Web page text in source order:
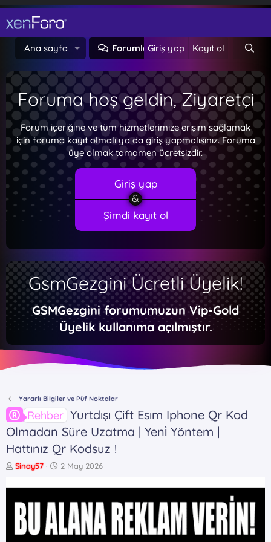
Ana sayfa Forumlar Neler yeni
Giriş yap Kayıt ol
Foruma hoş geldin, Ziyaretçi
Forum içeriğine ve tüm hizmetlerimize erişim sağlamak
için foruma kayıt olmalı ya da giriş yapmalısınız. Foruma
üye olmak tamamen ücretsizdir.
Giriş yap
Şimdi kayıt ol
GsmGezgini Ücretli Üyelik!
GSMGezgini forumumuzun Vip-Gold
Üyelik kullanıma açılmıştır.
Yararlı Bilgiler ve Püf Noktalar
Rehber Yurtdışı Çift Esım Iphone Qr Kod
Olmadan Süre Uzatma | Yeni̇ Yöntem |
Hattınız Qr Kodsuz !
K
n
Sinay57
B
ş
g
2 May 2026